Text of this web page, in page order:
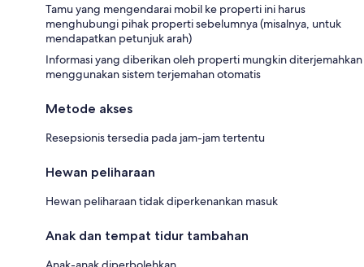
Tamu yang mengendarai mobil ke properti ini harus
menghubungi pihak properti sebelumnya (misalnya, untuk
mendapatkan petunjuk arah)
Informasi yang diberikan oleh properti mungkin diterjemahkan
menggunakan sistem terjemahan otomatis
Metode akses
Resepsionis tersedia pada jam-jam tertentu
Hewan peliharaan
Hewan peliharaan tidak diperkenankan masuk
Anak dan tempat tidur tambahan